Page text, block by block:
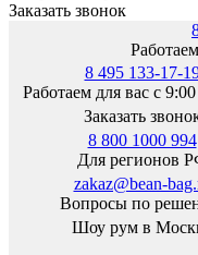
Заказать звонок
8 495 133-17-
Работаем для вас с
Заказать
8 800 1000 994
Для регионов
zakaz@bean-
Вопросы по
Шоу рум в